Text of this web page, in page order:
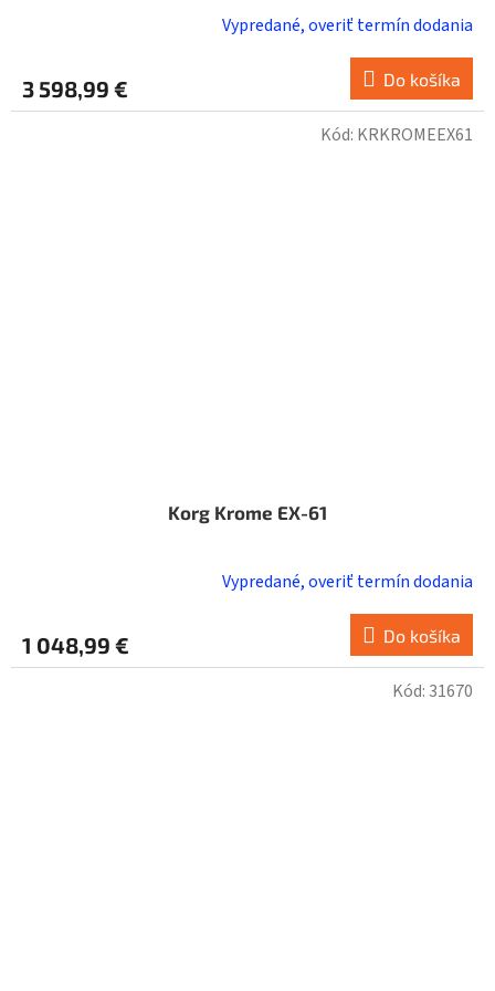
Vypredané, overiť termín dodania
3 598,99 € Do košíka
Korg Krome EX-61
Vypredané, overiť termín dodania
1 048,99 € Do košíka
Kód: KRKROMEEX61
Kód: 31670